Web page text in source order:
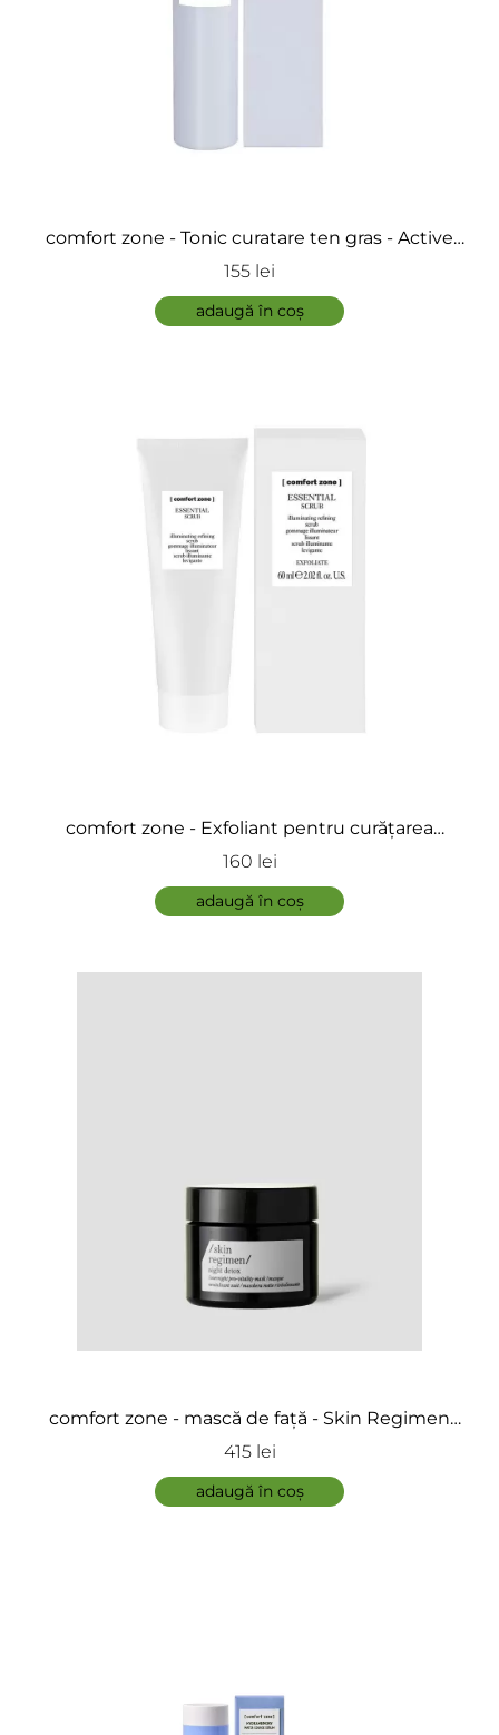
comfort zone - Tonic curatare ten gras - Active
Pureness Toner
155 lei
adaugă în coș
comfort zone - Exfoliant pentru curățarea
tenului - Essential Scrub
160 lei
adaugă în coș
comfort zone - mască de față - Skin Regimen
Night Detox
415 lei
adaugă în coș